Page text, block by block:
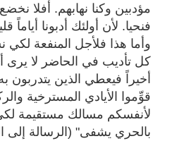
مؤدبين وكنا نهابهم. أفلا
فنحيا. لأن أولئك أدبونا
وأما هذا فلأجل المنفعة
كل تأديب في الحاضر لا يرى
أخيراً فيعطي الذين يتدربون
قوِّموا الأيادي المسترخية
لأنفسكم مسالك مستقيمة